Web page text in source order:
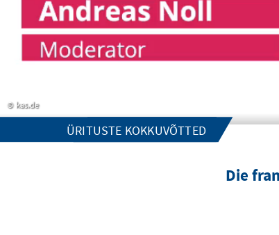
kas.de
ÜRITUSTE KOKKUVÕTTED
Die